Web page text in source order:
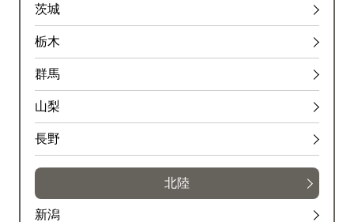
茨城
栃木
群馬
山梨
長野
北陸
新潟